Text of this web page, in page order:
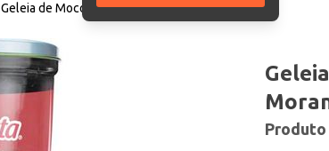
Geleia de Mocotó Predilecta Morango 180g